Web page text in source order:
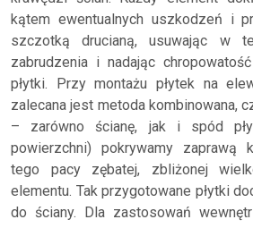
kątem ewentualnych uszkodzeń i
szczotką drucianą, usuwając w
zabrudzenia i nadając
płytki. Przy montażu płytek na
zalecana jest metoda kombinowana,
– zarówno ścianę, jak i spód
powierzchni) pokrywamy zaprawą
tego pacy zębatej, zbliżonej
elementu. Tak przygotowane płytki
do ściany. Dla zastosowań